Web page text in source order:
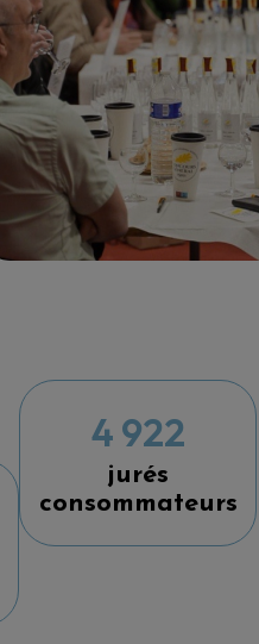
4 922
jurés
consommateurs